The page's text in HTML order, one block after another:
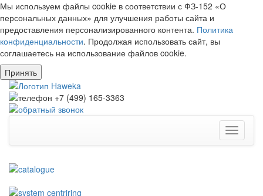
Мы используем файлы cookie в соответствии с ФЗ-152 «О
персональных данных» для улучшения работы сайта и
предоставления персонализированного контента. Политика
конфиденциальности. Продолжая использовать сайт, вы
соглашаетесь на использование файлов cookie.
Принять
Toggle